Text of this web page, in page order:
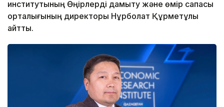
институтының Өңірлерді дамыту және өмір сапасы
орталығының директоры Нұрболат Құрметұлы
айтты.